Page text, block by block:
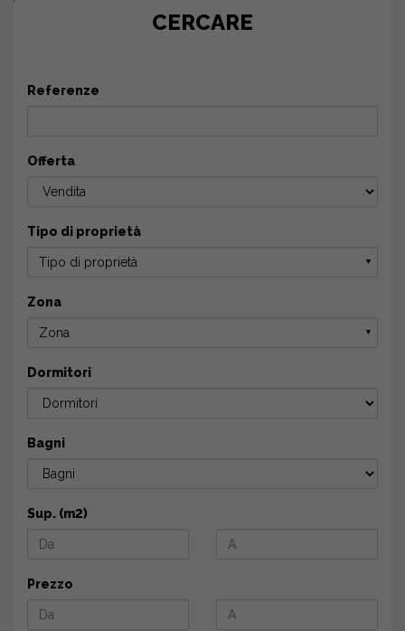
CERCARE
Referenze
Offerta
Tipo di proprietà
Tipo di proprietà ▼
Zona
Zona ▼
Dormitori
Bagni
Sup. (m2)
Prezzo